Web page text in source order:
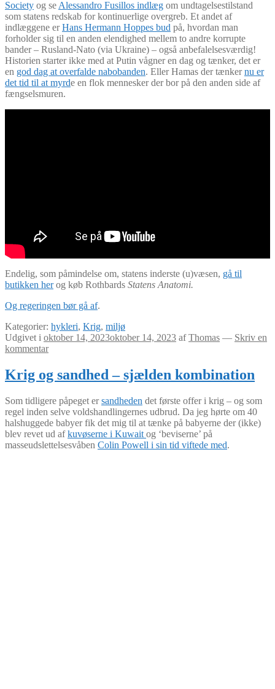
Society og se Alessandro Fusillos indlæg om undtagelsestilstand
som statens redskab for kontinuerlige overgreb. Et andet af
indlæggene erHans Hermann Hoppes bud på, hvordan man
forholder sig til en anden elendighed mellem to andre korrupte
bander – Rusland-Nato (via Ukraine) – også anbefalelsesværdig!
Historien starter ikke med at Putin vågner en dag og tænker, det er
en god dag at overfalde nabobanden. Eller Hamas der tænkernu er
det tid til at myrde en flok mennesker der bor på den anden side af
fængselsmuren.
Endelig, som påmindelse om, statens inderste (u)væsen, gå til
butikken herog køb Rothbards Statens Anatomi.
Og regeringen bør gå af.
Kategorier: hykleri, Krig, miljø
Udgivet i oktober 14, 2023oktober 14, 2023 afThomas — Skriv en
kommentar
Krig og sandhed – sjælden kombination
Som tidligere påpeget ersandheden det første offer i krig – og som
regel inden selve voldshandlingernes udbrud. Da jeg hørte om 40
halshuggede babyer fik det mig til at tænke på babyerne der (ikke)
blev revet ud afkuvøserne i Kuwait og ‘beviserne’ på
masseudslettelsesvåben Colin Powell i sin tid viftede med.